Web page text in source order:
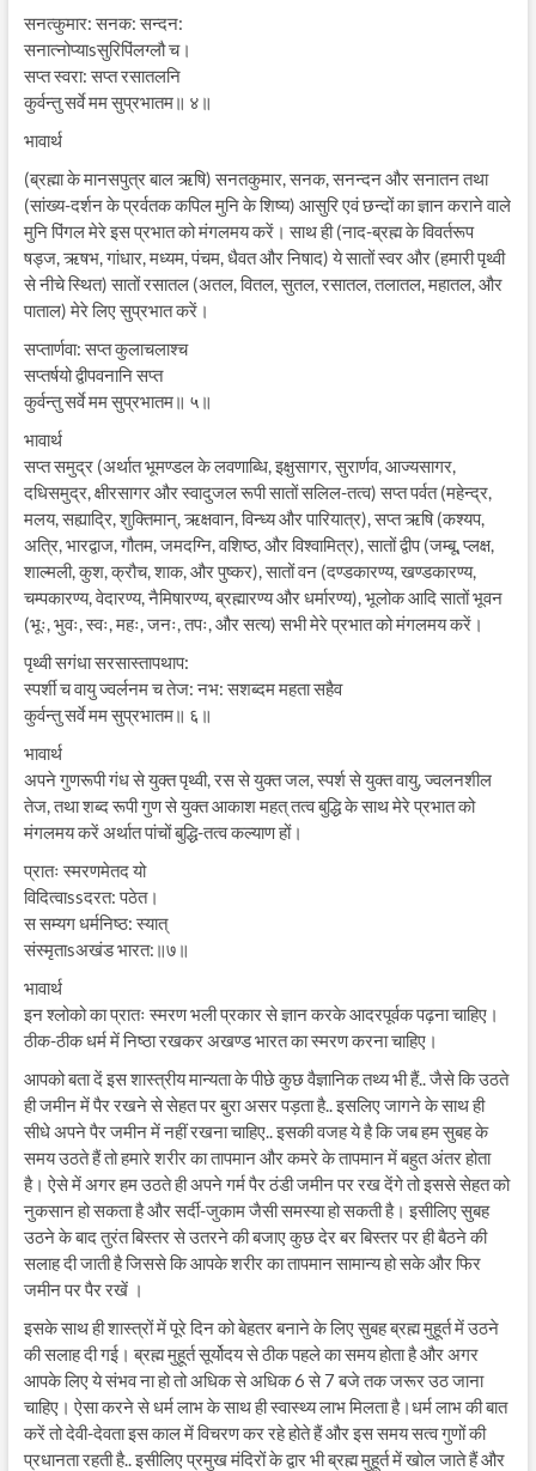
सनत्कुमार: सनक: सन्दन:
सनात्नोप्याsसुरिपिंलग्लौ च।
सप्त स्वरा: सप्त रसातलनि
कुर्वन्तु सर्वे मम सुप्रभातम॥ ४॥
भावार्थ
(ब्रह्मा के मानसपुत्र बाल ऋषि) सनतकुमार, सनक, सनन्दन और सनातन तथा
(सांख्य-दर्शन के प्रर्वतक कपिल मुनि के शिष्य) आसुरि एवं छन्दों का ज्ञान कराने वाले
मुनि पिंगल मेरे इस प्रभात को मंगलमय करें। साथ ही (नाद-ब्रह्म के विवर्तरूप
षड्ज, ऋषभ, गांधार, मध्यम, पंचम, धैवत और निषाद) ये सातों स्वर और (हमारी पृथ्वी
से नीचे स्थित) सातों रसातल (अतल, वितल, सुतल, रसातल, तलातल, महातल, और
पाताल) मेरे लिए सुप्रभात करें।
सप्तार्णवा: सप्त कुलाचलाश्च
सप्तर्षयो द्वीपवनानि सप्त
कुर्वन्तु सर्वे मम सुप्रभातम॥ ५॥
भावार्थ
सप्त समुद्र (अर्थात भूमण्डल के लवणाब्धि, इक्षुसागर, सुरार्णव, आज्यसागर,
दधिसमुद्र, क्षीरसागर और स्वादुजल रूपी सातों सलिल-तत्व) सप्त पर्वत (महेन्द्र,
मलय, सह्याद्रि, शुक्तिमान्, ऋक्षवान, विन्ध्य और पारियात्र), सप्त ऋषि (कश्यप,
अत्रि, भारद्वाज, गौतम, जमदग्नि, वशिष्ठ, और विश्वामित्र), सातों द्वीप (जम्बू, प्लक्ष,
शाल्मली, कुश, क्रौच, शाक, और पुष्कर), सातों वन (दण्डकारण्य, खण्डकारण्य,
चम्पकारण्य, वेदारण्य, नैमिषारण्य, ब्रह्मारण्य और धर्मारण्य), भूलोक आदि सातों भूवन
(भूः, भुवः, स्वः, महः, जनः, तपः, और सत्य) सभी मेरे प्रभात को मंगलमय करें।
पृथ्वी सगंधा सरसास्तापथाप:
स्पर्शी च वायु ज्वर्लनम च तेज: नभ: सशब्दम महता सहैव
कुर्वन्तु सर्वे मम सुप्रभातम॥ ६॥
भावार्थ
अपने गुणरूपी गंध से युक्त पृथ्वी, रस से युक्त जल, स्पर्श से युक्त वायु, ज्वलनशील
तेज, तथा शब्द रूपी गुण से युक्त आकाश महत् तत्व बुद्धि के साथ मेरे प्रभात को
मंगलमय करें अर्थात पांचों बुद्धि-तत्व कल्याण हों।
प्रातः स्मरणमेतद यो
विदित्वाssदरत: पठेत।
स सम्यग धर्मनिष्ठ: स्यात्
संस्मृताsअखंड भारत:॥७॥
भावार्थ
इन श्लोको का प्रातः स्मरण भली प्रकार से ज्ञान करके आदरपूर्वक पढ़ना चाहिए।
ठीक-ठीक धर्म में निष्ठा रखकर अखण्ड भारत का स्मरण करना चाहिए।
आपको बता दें इस शास्त्रीय मान्यता के पीछे कुछ वैज्ञानिक तथ्य भी हैं.. जैसे कि उठते
ही जमीन में पैर रखने से सेहत पर बुरा असर पड़ता है.. इसलिए जागने के साथ ही
सीधे अपने पैर जमीन में नहीं रखना चाहिए.. इसकी वजह ये है कि जब हम सुबह के
समय उठते हैं तो हमारे शरीर का तापमान और कमरे के तापमान में बहुत अंतर होता
है। ऐसे में अगर हम उठते ही अपने गर्म पैर ठंडी जमीन पर रख देंगे तो इससे सेहत को
नुकसान हो सकता है और सर्दी-जुकाम जैसी समस्या हो सकती है। इसीलिए सुबह
उठने के बाद तुरंत बिस्तर से उतरने की बजाए कुछ देर बर बिस्तर पर ही बैठने की
सलाह दी जाती है जिससे कि आपके शरीर का तापमान सामान्य हो सके और फिर
जमीन पर पैर रखें ।
इसके साथ ही शास्त्रों में पूरे दिन को बेहतर बनाने के लिए सुबह ब्रह्म मुहूर्त में उठने
की सलाह दी गई। ब्रह्म मुहूर्त सूर्योदय से ठीक पहले का समय होता है और अगर
आपके लिए ये संभव ना हो तो अधिक से अधिक 6 से 7 बजे तक जरूर उठ जाना
चाहिए। ऐसा करने से धर्म लाभ के साथ ही स्वास्थ्य लाभ मिलता है।धर्म लाभ की बात
करें तो देवी-देवता इस काल में विचरण कर रहे होते हैं और इस समय सत्व गुणों की
प्रधानता रहती है.. इसीलिए प्रमुख मंदिरों के द्वार भी ब्रह्म मुहूर्त में खोल जाते हैं और